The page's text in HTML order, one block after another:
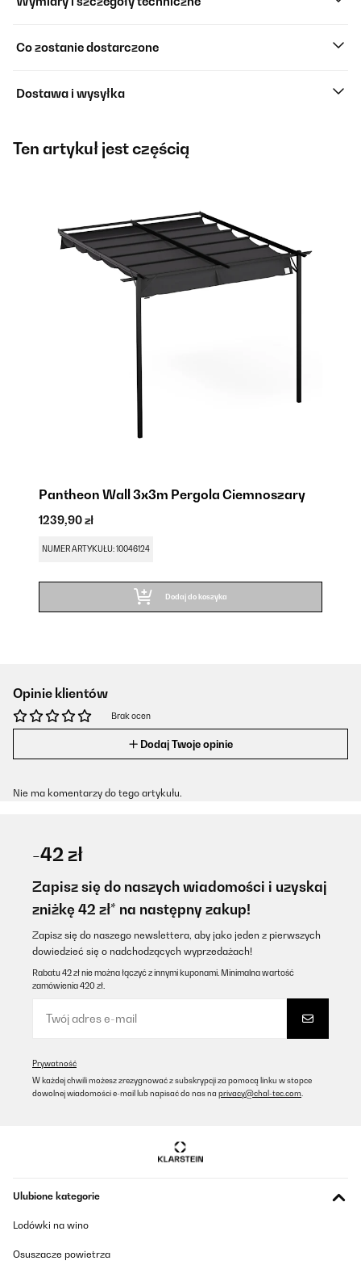
Co zostanie dostarczone
Dostawa i wysyłka
Ten artykuł jest częścią
Pantheon Wall 3x3m Pergola Ciemnoszary
1239,90 zł
NUMER ARTYKUŁU: 10046124
Dodaj do koszyka
Opinie klientów
Brak ocen
Dodaj Twoje opinie
Nie ma komentarzy do tego artykułu.
-42 zł
Zapisz się do naszych wiadomości i uzyskaj
zniżkę 42 zł* na następny zakup!
Zapisz się do naszego newslettera, aby jako jeden z pierwszych
dowiedzieć się o nadchodzących wyprzedażach!
Rabatu 42 zł nie można łączyć z innymi kuponami. Minimalna wartość
zamówienia 420 zł.
Prywatność
W każdej chwili możesz zrezygnować z subskrypcji za pomocą linku w stopce
dowolnej wiadomości e-mail lub napisać do nas na privacy@chal-tec.com
Ulubione kategorie
Lodówki na wino
Osuszacze powietrza